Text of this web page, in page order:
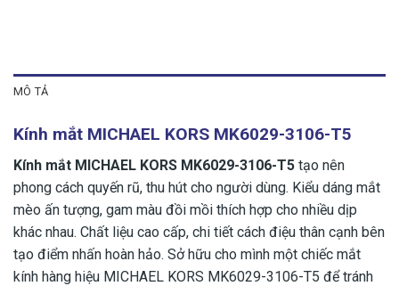
MÔ TẢ
Kính mắt MICHAEL KORS MK6029-3106-T5
Kính mắt MICHAEL KORS MK6029-3106-T5 tạo nên
phong cách quyến rũ, thu hút cho người dùng. Kiểu dáng mắt
mèo ấn tượng, gam màu đồi mồi thích hợp cho nhiều dịp
khác nhau. Chất liệu cao cấp, chi tiết cách điệu thân cạnh bên
tạo điểm nhấn hoàn hảo. Sở hữu cho mình một chiếc mắt
kính hàng hiệu MICHAEL KORS MK6029-3106-T5 để tránh